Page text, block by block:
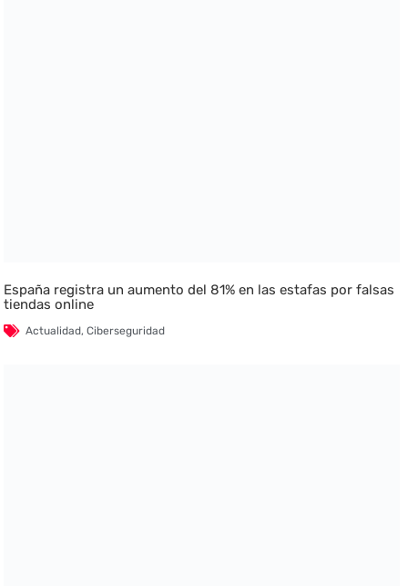
España registra un aumento del 81% en las estafas por falsas
tiendas online
Actualidad,Ciberseguridad